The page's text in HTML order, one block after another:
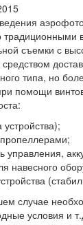
съемки с
типа, но
помощи
управления,
навесного
случае
условия и